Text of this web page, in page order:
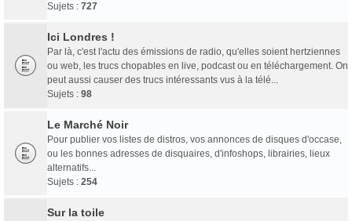
Sujets : 727
Ici Londres !
Par là, c'est l'actu des émissions de radio, qu'elles soient hertziennes
ou web, les trucs chopables en live, podcast ou en téléchargement. On
peut aussi causer des trucs intéressants vus à la télé...
Sujets : 98
Le Marché Noir
Pour publier vos listes de distros, vos annonces de disques d'occase,
ou les bonnes adresses de disquaires, d'infoshops, librairies, lieux
alternatifs...
Sujets : 254
Sur la toile